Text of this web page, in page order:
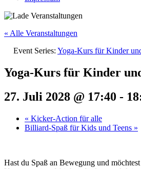
« Alle Veranstaltungen
Event Series: Yoga-Kurs für Kinder
Yoga-Kurs für Kinder
27. Juli 2028 @ 17:40 -
« Kicker-Action für alle
Billiard-Spaß für Kids und Teens »
Hast du Spaß an Bewegung und